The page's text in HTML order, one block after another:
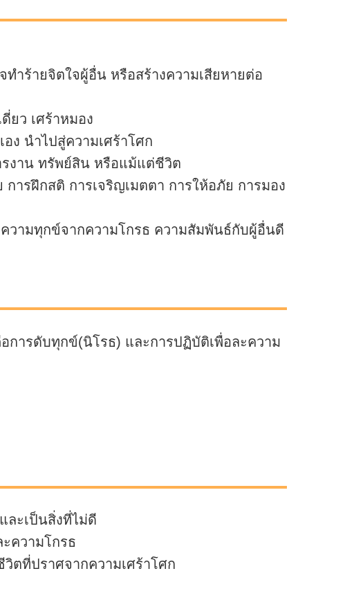
ำร้ายจิตใจผู้อื่น หรือสร้างความเสียหายต่อ
ยว เศร้าหมอง
ง นำไปสู่ความเศร้าโศก
งาน ทรัพย์สิน หรือแม้แต่ชีวิต
ารฝึกสติ การเจริญเมตตา การให้อภัย การมอง
วามทุกข์จากความโกรธ ความสัมพันธ์กับผู้อื่นดี
การดับทุกข์(นิโรธ) และการปฏิบัติเพื่อละความ
ละเป็นสิ่งที่ไม่ดี
ความโกรธ
ตที่ปราศจากความเศร้าโศก